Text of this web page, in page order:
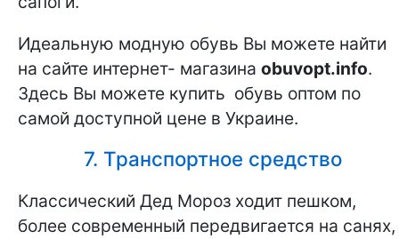
Идеальную модную обувь Вы можете найти
на сайте интернет- магазина obuvopt.info.
Здесь Вы можете купить обувь оптом по
самой доступной цене в Украине.
7. Транспортное средство
Классический Дед Мороз ходит пешком,
более современный передвигается на санях,